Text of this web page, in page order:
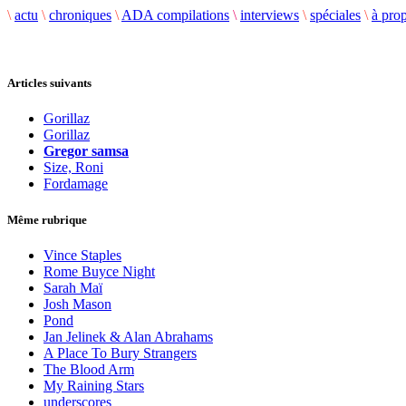
\ actu \ chroniques \ ADA compilations \ interviews \ spéciales \ à
Articles suivants
Gorillaz
Gorillaz
Gregor samsa
Size, Roni
Fordamage
Même rubrique
Vince Staples
Rome Buyce Night
Sarah Maï
Josh Mason
Pond
Jan Jelinek & Alan Abrahams
A Place To Bury Strangers
The Blood Arm
My Raining Stars
underscores